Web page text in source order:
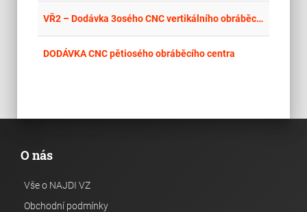
VŘ2 – Dodávka 3osého CNC vertikálního obráběcího centra ve společnosti AB Metal Technologies s.r.o.
DODÁVKA CNC pětiosého obráběcího centra
O nás
Vše o NAJDI VZ
Obchodní podmínky